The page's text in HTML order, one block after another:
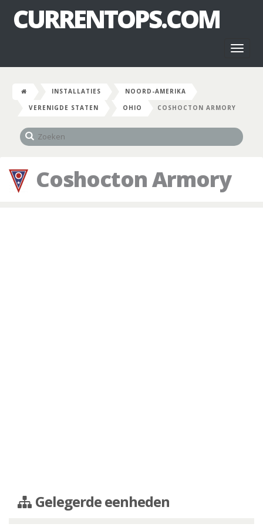
CURRENTOPS.COM
INSTALLATIES
NOORD-AMERIKA
VERENIGDE STATEN
OHIO COSHOCTON ARMORY
Coshocton Armory
Gelegerde eenheden